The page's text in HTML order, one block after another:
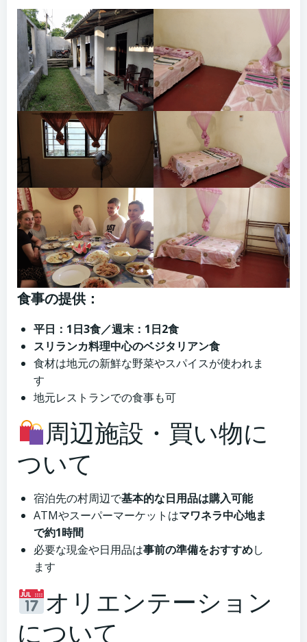
食事の提供：
平日：1日3食／週末：1日2食
スリランカ料理中心のベジタリアン食
食材は地元の新鮮な野菜やスパイスが使われま
す
地元レストランでの食事も可
周辺施設・買い物に
ついて
宿泊先の村周辺で基本的な日用品は購入可能
ATMやスーパーマーケットはマワネラ中心地ま
で約1時間
必要な現金や日用品は事前の準備をおすすめし
ます
オリエンテーション
について